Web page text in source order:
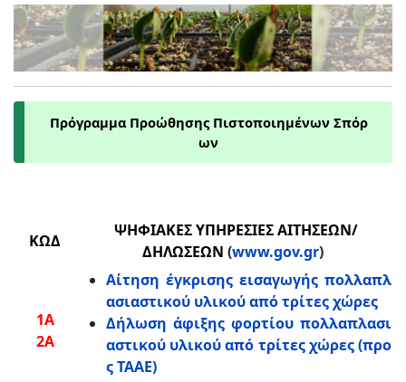
Πρόγραμμα Προώθησης Πιστοποιημένων Σπόρ
ων
ΚΩΔ
ΨΗΦΙΑΚΕΣ ΥΠΗΡΕΣΙΕΣ ΑΙΤΗΣΕΩΝ/
ΔΗΛΩΣΕΩΝ (www.gov.gr)
1A
2A
Αίτηση έγκρισης εισαγωγής πολλαπλ
ασιαστικού υλικού από τρίτες χώρες
Δήλωση άφιξης φορτίου πολλαπλασι
αστικού υλικού από τρίτες χώρες (προ
ς ΤΑΑΕ)